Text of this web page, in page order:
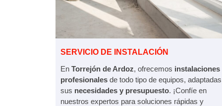
SERVICIO DE INSTALACIÓN
En Torrejón de Ardoz, ofrecemos instalaciones
profesionales de todo tipo de equipos,
sus necesidades y presupuesto. ¡Confíe en
nuestros expertos para soluciones rápidas y